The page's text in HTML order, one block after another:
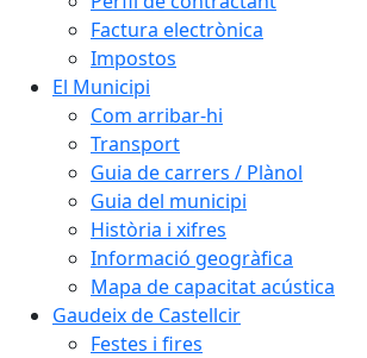
Factura electrònica
Impostos
El Municipi
Com arribar-hi
Transport
Guia de carrers / Plànol
Guia del municipi
Història i xifres
Informació geogràfica
Mapa de capacitat acústica
Gaudeix de Castellcir
Festes i fires